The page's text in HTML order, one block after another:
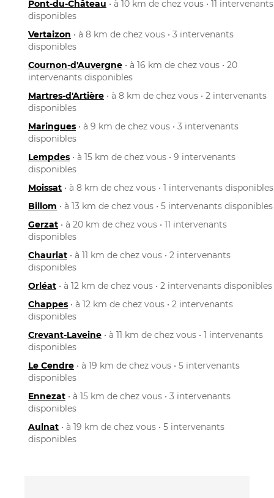
Pont-du-Château • à 10 km de chez vous • 11 intervenants
disponibles
Vertaizon • à 8 km de chez vous • 3 intervenants
disponibles
Cournon-d'Auvergne • à 16 km de chez vous • 20
intervenants disponibles
Martres-d'Artière • à 8 km de chez vous • 2 intervenants
disponibles
Maringues • à 9 km de chez vous • 3 intervenants
disponibles
Lempdes • à 15 km de chez vous • 9 intervenants
disponibles
Moissat • à 8 km de chez vous • 1 intervenants disponibles
Billom • à 13 km de chez vous • 5 intervenants disponibles
Gerzat • à 20 km de chez vous • 11 intervenants
disponibles
Chauriat • à 11 km de chez vous • 2 intervenants
disponibles
Orléat • à 12 km de chez vous • 2 intervenants disponibles
Chappes • à 12 km de chez vous • 2 intervenants
disponibles
Crevant-Laveine • à 11 km de chez vous • 1 intervenants
disponibles
Le Cendre • à 19 km de chez vous • 5 intervenants
disponibles
Ennezat • à 15 km de chez vous • 3 intervenants
disponibles
Aulnat • à 19 km de chez vous • 5 intervenants
disponibles